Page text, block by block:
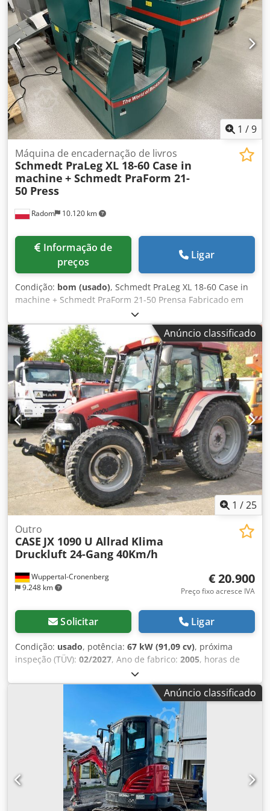
1 /9
Radom 10.120 km
Máquina de encadernação de livros
Schmedt PraLeg XL 18-60 Case in
machine + Schmedt PraForm 21-
50 Press
preços
Ligar
Condição: bom (usado), Schmedt PraLeg XL 18-60 Case in
machine + Schmedt PraForm 21-50 Prensa Fabricado em
2022. Chjdpfszdazbex Ag Sja Schmedt PraLeg XL 18-60
Dispositivo para inserir blocos em capas duras Máquina
em bom estado, pronta para operação. A máquina insere o
bloco do livro na capa dura previamente preparada. Possui
dois sistemas de aplicação de cola, com ajuste fino da
espessura da cola. Formatos: Altura do bloco: 80 – 450 mm
Largura do bloco: 110 – 450 mm Espessura do bloco: 2 – 80
mm Produção: aprox. 200 – 300 peças/h Alimentação: 230V
Peso: 300 kg Fabricado na Alemanha. Schmedt PraForm 21-
50 Prensa de livros Prensa de livros com fresadora de
canais. Fabricada pela Schmedt, Alemanha. Máquina em
muito bom estado, pronta para produção. Especificações
técnicas: Formato máximo: 420 x 520 x 100 mm Peso: 220
kg Alimentação: 230 V + ar comprimido. O preço é para o
conjunto das duas máquinas.
Anúncio classificado
1 /25
Wuppertal-Cronenberg
9.248 km
Outro
CASE JX 1090 U Allrad Klima
Druckluft 24-Gang 40Km/h
€ 20.900
Preço fixo acresce IVA
Solicitar Ligar
Condição: usado, potência: 67 kW (91,09 cv), próxima
inspeção (TÜV): 02/2027, Ano de fabrico: 2005, horas de
, Equipamento:
cabina, tração integral, Trator alemão, até recentemente
em operação. 2º proprietário, sempre pertencente à
administração estatal de parques: de 2005 a 2017 e de
2017 a 2026. Tração integral (4x4). Motor turbo diesel de 4
cilindros com 4.485 cc e 91 cv. Grande transmissão Hi-LO
de 24 marchas: 4 marchas em 3 grupos, 2 estágios
Powershift e reversor hidráulico. Velocidade máxima: 40
km/h. Sistema de freios pneumáticos. Cabine de conforto
com assento do motorista com suspensão pneumática e
ar-condicionado. TDP traseira tripla (540/750/1000 rpm).
Anúncio classificado